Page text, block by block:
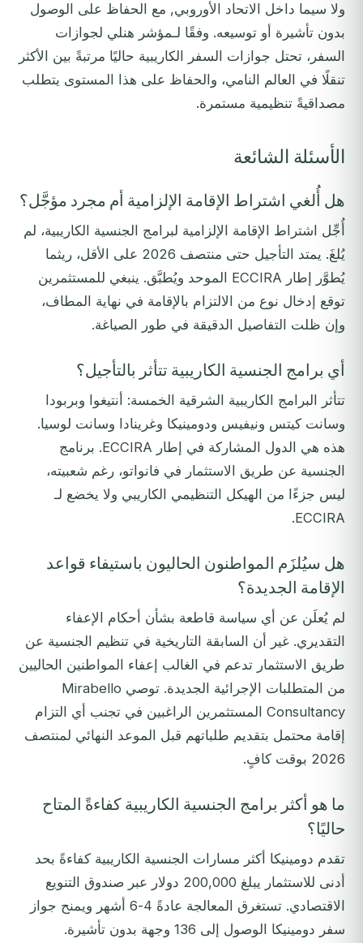
ولا سيما داخل الاتحاد الأوروبي, مع الحفاظ على الوصول
بدون تأشيرة أو توسيعه. وفقًا لـمؤشر هنلي لجوازات
السفر، تحتل جوازات السفر الكاريبية حاليًا مرتبةً بين الأكثر
تنقلًا في العالم النامي، والحفاظ على هذا المستوى يتطلب
مصداقيةً تنظيمية مستمرة.
الأسئلة الشائعة
هل أُلغي اشتراط الإقامة الإلزامية أم مجرد مؤجَّل؟
أُجِّل اشتراط الإقامة الإلزامية لبرامج الجنسية الكاريبية، لم
يُلغَ. يمتد التأجيل حتى منتصف 2026 على الأقل، ريثما
يُطوَّر إطار ECCIRA الموحد ويُطبَّق. ينبغي للمستثمرين
توقع إدخال نوع من الالتزام بالإقامة في نهاية المطاف،
وإن ظلت التفاصيل الدقيقة في طور الصياغة.
أي برامج الجنسية الكاريبية تتأثر بالتأجيل؟
تتأثر البرامج الكاريبية الشرقية الخمسة: أنتيغوا وبربودا
وسانت كيتس ونيفيس ودومينيكا وغرينادا وسانت لوسيا.
هذه هي الدول المشاركة في إطار ECCIRA. برنامج
الجنسية عن طريق الاستثمار في فانواتو، رغم شعبيته،
ليس جزءًا من الهيكل التنظيمي الكاريبي ولا يخضع لـ
ECCIRA.
هل سيُلزَم المواطنون الحاليون باستيفاء قواعد
الإقامة الجديدة؟
لم يُعلَن عن أي سياسة قاطعة بشأن أحكام الإعفاء
التقديري. غير أن السابقة التاريخية في تنظيم الجنسية عن
طريق الاستثمار تدعم في الغالب إعفاء المواطنين الحاليين
من المتطلبات الإجرائية الجديدة. توصي Mirabello
Consultancy المستثمرين الراغبين في تجنب أي التزام
إقامة محتمل بتقديم طلباتهم قبل الموعد النهائي لمنتصف
2026 بوقت كافٍ.
ما هو أكثر برامج الجنسية الكاريبية كفاءةً المتاح
حاليًا؟
تقدم دومينيكا أكثر مسارات الجنسية الكاريبية كفاءةً بحد
أدنى للاستثمار يبلغ 200,000 دولار عبر صندوق التنويع
الاقتصادي. تستغرق المعالجة عادةً 4-6 أشهر ويمنح جواز
سفر دومينيكا الوصول إلى 136 وجهة بدون تأشيرة.